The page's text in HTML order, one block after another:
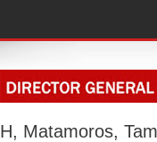
H, Matamoros,